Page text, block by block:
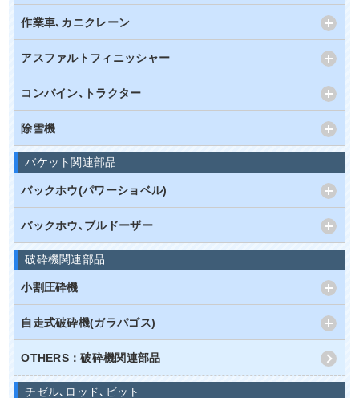
作業車､カニクレーン
アスファルトフィニッシャー
コンバイン､トラクター
除雪機
バケット関連部品
バックホウ(パワーショベル)
バックホウ､ブルドーザー
破砕機関連部品
小割圧砕機
自走式破砕機(ガラパゴス)
OTHERS：破砕機関連部品
チゼル､ロッド､ビット